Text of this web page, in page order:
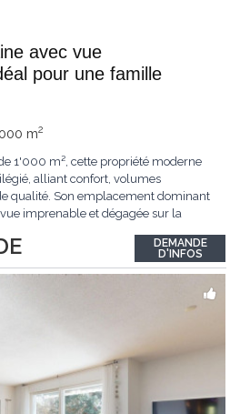
avec vue
pour une famille
m2
1'000 m², cette propriété moderne
alliant confort, volumes
qualité. Son emplacement dominant
imprenable et dégagée sur la
une surface habitable utile de plus
...
DEMANDE
D'INFOS